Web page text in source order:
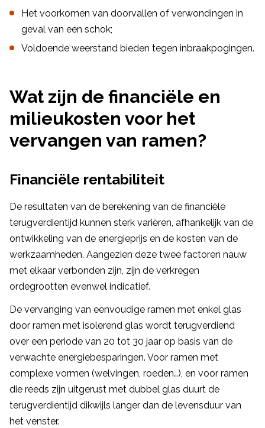
Het voorkomen van doorvallen of verwondingen in
geval van een schok;
Voldoende weerstand bieden tegen inbraakpogingen.
Wat zijn de financiële en
milieukosten voor het
vervangen van ramen?
Financiële rentabiliteit
De resultaten van de berekening van de financiële
terugverdientijd kunnen sterk variëren, afhankelijk van de
ontwikkeling van de energieprijs en de kosten van de
werkzaamheden. Aangezien deze twee factoren nauw
met elkaar verbonden zijn, zijn de verkregen
ordegrootten evenwel indicatief.
De vervanging van eenvoudige ramen met enkel glas
door ramen met isolerend glas wordt terugverdiend
over een periode van 20 tot 30 jaar op basis van de
verwachte energiebesparingen. Voor ramen met
complexe vormen (welvingen, roeden…), en voor ramen
die reeds zijn uitgerust met dubbel glas duurt de
terugverdientijd dikwijls langer dan de levensduur van
het venster.